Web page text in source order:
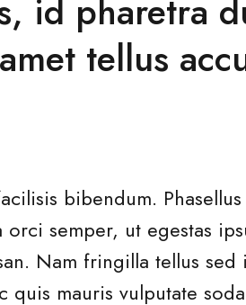
id pharetra
tellus
bibendum.
semper, ut egestas
Nam fringilla tellus
quis mauris vulputate